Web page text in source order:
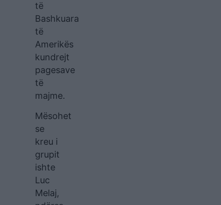
të
Bashkuara
të
Amerikës
kundrejt
pagesave
të
majme.
Mësohet
se
kreu i
grupit
ishte
Luc
Melaj,